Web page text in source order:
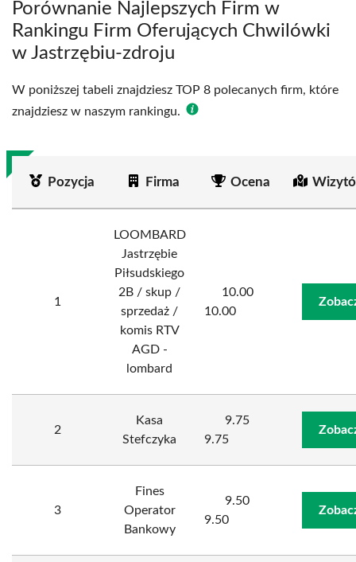
Porównanie Najlepszych Firm w
Rankingu Firm Oferujących Chwilówki
w Jastrzębiu-zdroju
W poniższej tabeli znajdziesz TOP 8 polecanych firm, które
znajdziesz w naszym rankingu.
Pozycja Firma Ocena
1
LOOMBARD
Jastrzębie
Piłsudskiego
2B / skup /
sprzedaż /
komis RTV
AGD -
lombard
10.00
10.00
2
Kasa
Stefczyka
9.75
9.75
3
Fines
Operator
Bankowy
9.50
9.50